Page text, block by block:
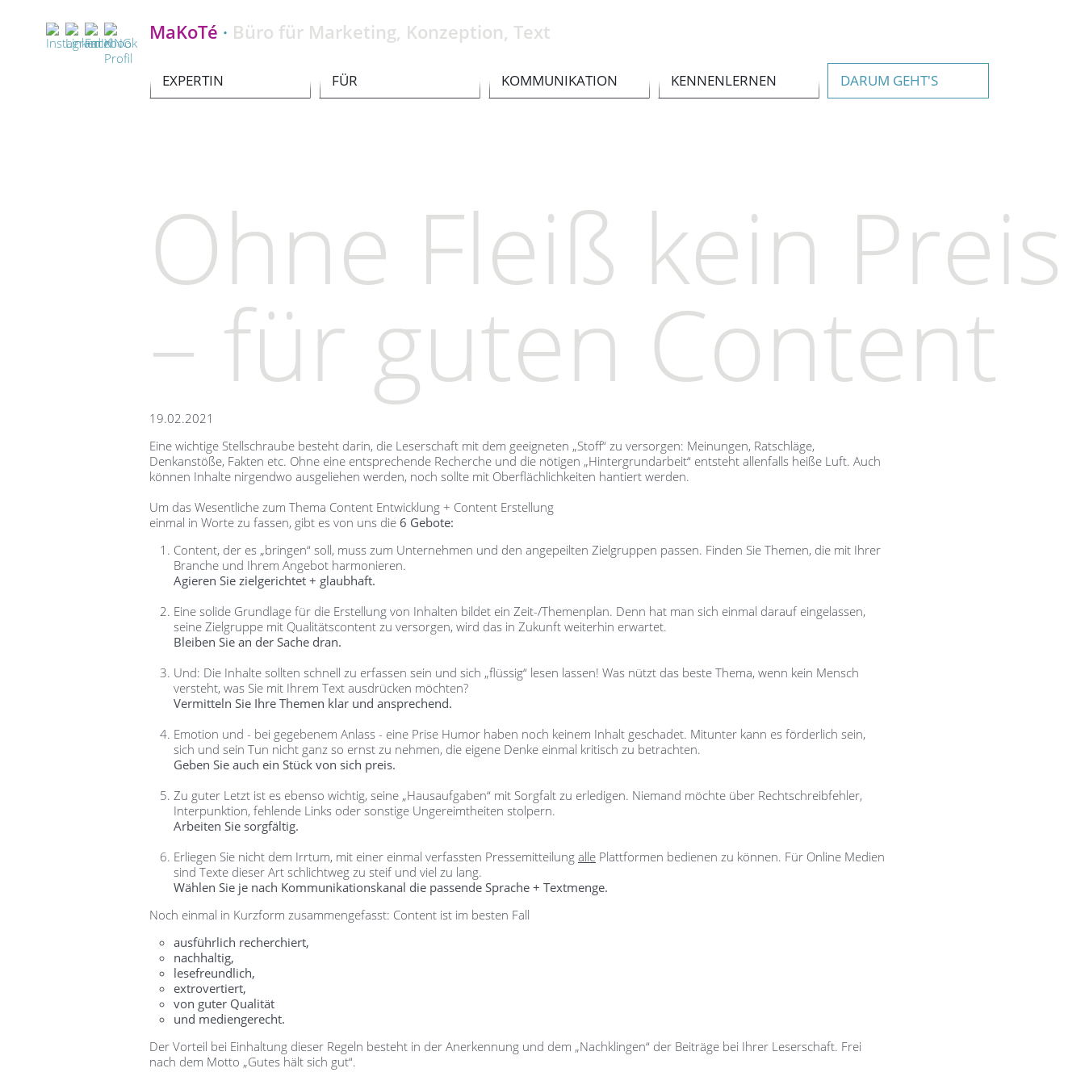
MaKoTé · Büro für Marketing, Konzeption, Text
EXPERTIN FÜR KOMMUNIKATION KENNENLERNEN DARUM GEHT'S
Ohne Fleiß kein Preis
– für guten Content
19.02.2021
Eine wichtige Stellschraube besteht darin, die Leserschaft mit dem geeigneten „Stoff“ zu versorgen: Meinungen, Ratschläge,
Denkanstöße, Fakten etc. Ohne eine entsprechende Recherche und die nötigen „Hintergrundarbeit“ entsteht allenfalls heiße Luft. Auch
können Inhalte nirgendwo ausgeliehen werden, noch sollte mit Oberflächlichkeiten hantiert werden.
Um das Wesentliche zum Thema Content Entwicklung + Content Erstellung
einmal in Worte zu fassen, gibt es von uns die 6 Gebote:
Content, der es „bringen“ soll, muss zum Unternehmen und den angepeilten Zielgruppen passen. Finden Sie Themen, die mit Ihrer
Branche und Ihrem Angebot harmonieren.
Agieren Sie zielgerichtet + glaubhaft.
Eine solide Grundlage für die Erstellung von Inhalten bildet ein Zeit-/Themenplan. Denn hat man sich einmal darauf eingelassen,
seine Zielgruppe mit Qualitätscontent zu versorgen, wird das in Zukunft weiterhin erwartet.
Bleiben Sie an der Sache dran.
Und: Die Inhalte sollten schnell zu erfassen sein und sich „flüssig“ lesen lassen! Was nützt das beste Thema, wenn kein Mensch
versteht, was Sie mit Ihrem Text ausdrücken möchten?
Vermitteln Sie Ihre Themen klar und ansprechend.
Emotion und - bei gegebenem Anlass - eine Prise Humor haben noch keinem Inhalt geschadet. Mitunter kann es förderlich sein,
sich und sein Tun nicht ganz so ernst zu nehmen, die eigene Denke einmal kritisch zu betrachten.
Geben Sie auch ein Stück von sich preis.
Zu guter Letzt ist es ebenso wichtig, seine „Hausaufgaben“ mit Sorgfalt zu erledigen. Niemand möchte über Rechtschreibfehler,
Interpunktion, fehlende Links oder sonstige Ungereimtheiten stolpern.
Arbeiten Sie sorgfältig.
Erliegen Sie nicht dem Irrtum, mit einer einmal verfassten Pressemitteilung alle Plattformen bedienen zu können. Für Online Medien
sind Texte dieser Art schlichtweg zu steif und viel zu lang.
Wählen Sie je nach Kommunikationskanal die passende Sprache + Textmenge.
Noch einmal in Kurzform zusammengefasst: Content ist im besten Fall
ausführlich recherchiert,
nachhaltig,
lesefreundlich,
extrovertiert,
von guter Qualität
und mediengerecht.
Der Vorteil bei Einhaltung dieser Regeln besteht in der Anerkennung und dem „Nachklingen“ der Beiträge bei Ihrer Leserschaft. Frei
nach dem Motto „Gutes hält sich gut“.